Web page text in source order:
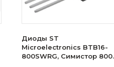
Диоды ST
Microelectronics BTB16-
800SWRG, Симистор